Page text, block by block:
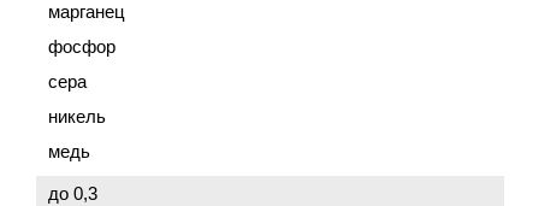
марганец
фосфор
сера
никель
медь
до 0,3